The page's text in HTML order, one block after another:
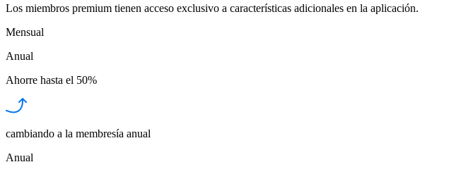
Los miembros premium tienen acceso exclusivo a características adicionales en la aplicación.
Mensual
Anual
Ahorre hasta el 50%
cambiando a la membresía anual
Anual